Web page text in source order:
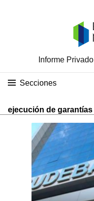
Informe Privado
Secciones
ejecución de garantías